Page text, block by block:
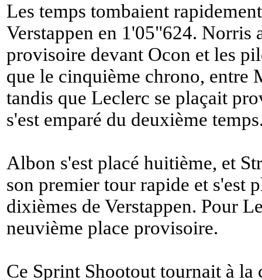
Les temps tombaient
Verstappen en 1'05"624. Norris
provisoire devant Ocon et les
que le cinquième chrono, entre
tandis que Leclerc se plaçait
s'est emparé du deuxième
Albon s'est placé huitième, et
son premier tour rapide et s'est
dixièmes de Verstappen. Pour
neuvième place provisoire.
Ce Sprint Shootout tournait à la